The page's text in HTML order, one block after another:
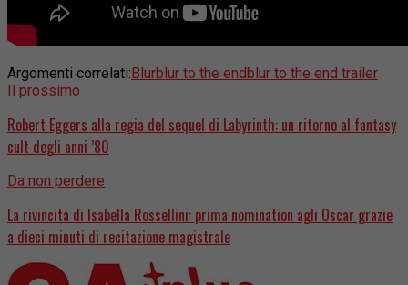
Argomenti correlati:Blurblur to the endblur to the end trailer
Il prossimo
Robert Eggers alla regia del sequel di Labyrinth: un ritorno al fantasy
cult degli anni ’80
Da non perdere
La rivincita di Isabella Rossellini: prima nomination agli Oscar grazie
a dieci minuti di recitazione magistrale